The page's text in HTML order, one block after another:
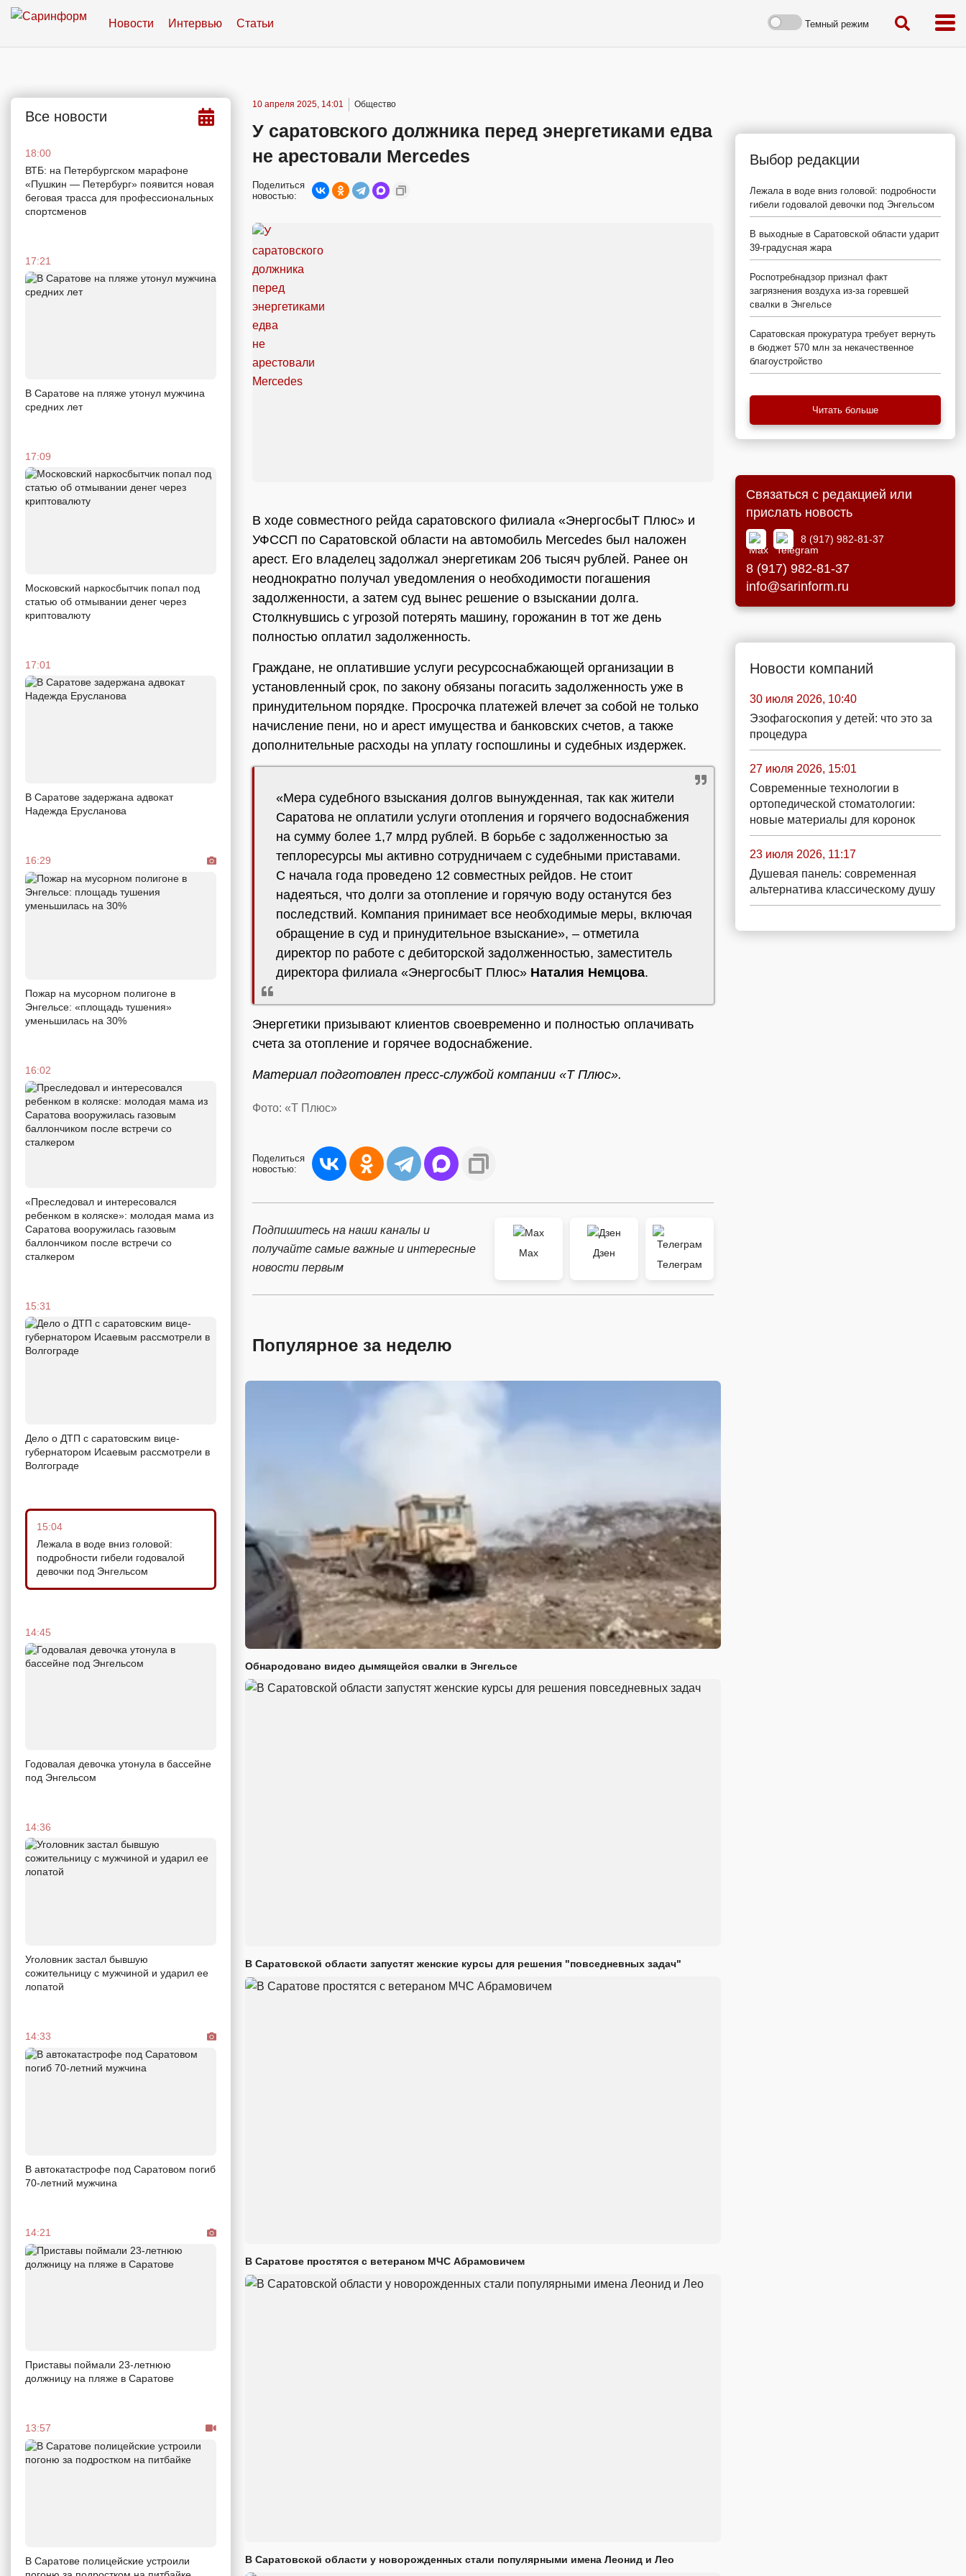
Новости Интервью Статьи Темный режим
Все новости
18:00
ВТБ: на Петербургском марафоне
«Пушкин — Петербург» появится новая
беговая трасса для профессиональных
спортсменов
17:21
В Саратове на пляже утонул мужчина
средних лет
17:09
Московский наркосбытчик попал под
статью об отмывании денег через
криптовалюту
17:01
В Саратове задержана адвокат
Надежда Ерусланова
16:29
Пожар на мусорном полигоне в
Энгельсе: «площадь тушения»
уменьшилась на 30%
16:02
«Преследовал и интересовался
ребенком в коляске»: молодая мама из
Саратова вооружилась газовым
баллончиком после встречи со
сталкером
15:31
Дело о ДТП с саратовским вице-
губернатором Исаевым рассмотрели в
Волгограде
15:04
Лежала в воде вниз головой:
подробности гибели годовалой
девочки под Энгельсом
14:45
Годовалая девочка утонула в бассейне
под Энгельсом
14:36
Уголовник застал бывшую
сожительницу с мужчиной и ударил ее
лопатой
14:33
В автокатастрофе под Саратовом погиб
70-летний мужчина
14:21
Приставы поймали 23-летнюю
должницу на пляже в Саратове
13:57
В Саратове полицейские устроили
10 апреля 2025, 14:01 Общество
У саратовского должника перед энергетиками едва
не арестовали Mercedes
Поделиться
новостью:
В ходе совместного рейда саратовского филиала «ЭнергосбыТ Плюс» и
УФССП по Саратовской области на автомобиль Mercedes был наложен
арест. Его владелец задолжал энергетикам 206 тысяч рублей. Ранее он
неоднократно получал уведомления о необходимости погашения
задолженности, а затем суд вынес решение о взыскании долга.
Столкнувшись с угрозой потерять машину, горожанин в тот же день
полностью оплатил задолженность.
Граждане, не оплатившие услуги ресурсоснабжающей организации в
установленный срок, по закону обязаны погасить задолженность уже в
принудительном порядке. Просрочка платежей влечет за собой не только
начисление пени, но и арест имущества и банковских счетов, а также
дополнительные расходы на уплату госпошлины и судебных издержек.
«Мера судебного взыскания долгов вынужденная, так как жители
Саратова не оплатили услуги отопления и горячего водоснабжения
на сумму более 1,7 млрд рублей. В борьбе с задолженностью за
теплоресурсы мы активно сотрудничаем с судебными приставами.
С начала года проведено 12 совместных рейдов. Не стоит
надеяться, что долги за отопление и горячую воду останутся без
последствий. Компания принимает все необходимые меры, включая
обращение в суд и принудительное взыскание», – отметила
директор по работе с дебиторской задолженностью, заместитель
директора филиала «ЭнергосбыТ Плюс» Наталия Немцова.
Энергетики призывают клиентов своевременно и полностью оплачивать
счета за отопление и горячее водоснабжение.
Материал подготовлен пресс-службой компании «Т Плюс».
Фото: «Т Плюс»
Поделиться
новостью:
Подпишитесь на наши каналы и
получайте самые важные и интересные
новости первым
Max
Дзен
Телеграм
Популярное за неделю
Обнародовано видео дымящейся свалки в Энгельсе
В Саратовской области запустят женские курсы для решения "повседневных задач"
В Саратове простятся с ветераном МЧС Абрамовичем
В Саратовской области у новорожденных стали популярными имена Леонид и Лео
Выбор редакции
Лежала в воде вниз головой: подробности
гибели годовалой девочки под Энгельсом
В выходные в Саратовской области ударит
39-градусная жара
Роспотребнадзор признал факт
загрязнения воздуха из-за горевшей
свалки в Энгельсе
Саратовская прокуратура требует вернуть
в бюджет 570 млн за некачественное
благоустройство
Читать больше
Связаться с редакцией или
прислать новость
8 (917) 982-81-37
8 (917) 982-81-37
info@sarinform.ru
Новости компаний
30 июля 2026, 10:40
Эзофагоскопия у детей: что это за
процедура
27 июля 2026, 15:01
Современные технологии в
ортопедической стоматологии:
новые материалы для коронок
23 июля 2026, 11:17
Душевая панель: современная
альтернатива классическому душу